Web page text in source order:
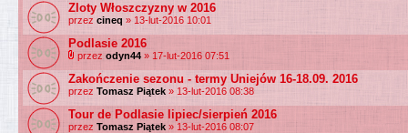
Zloty Włoszczyzny w 2016
przez cineq » 13-lut-2016 10:01
Podlasie 2016
przez odyn44 » 17-lut-2016 07:51
Zakończenie sezonu - termy Uniejów 16-18.09. 2016
przez Tomasz Piątek » 13-lut-2016 08:38
Tour de Podlasie lipiec/sierpień 2016
przez Tomasz Piątek » 13-lut-2016 08:07